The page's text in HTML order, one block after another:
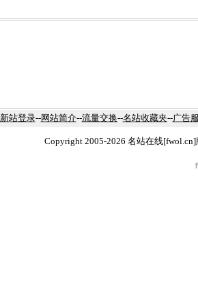
新站登录--网站简介--流量交换--名站收藏夹--广告
Copyright 2005-2026 名站在线